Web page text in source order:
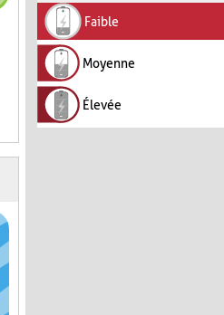
Faible
Moyenne
Élevée